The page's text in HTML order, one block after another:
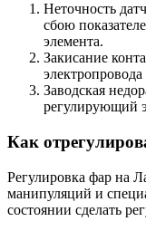
Неточность
сбою
элемента.
Закисание
Заводская
регулирующий
Как
Регулировка фар на
манипуляций и
состоянии сделать